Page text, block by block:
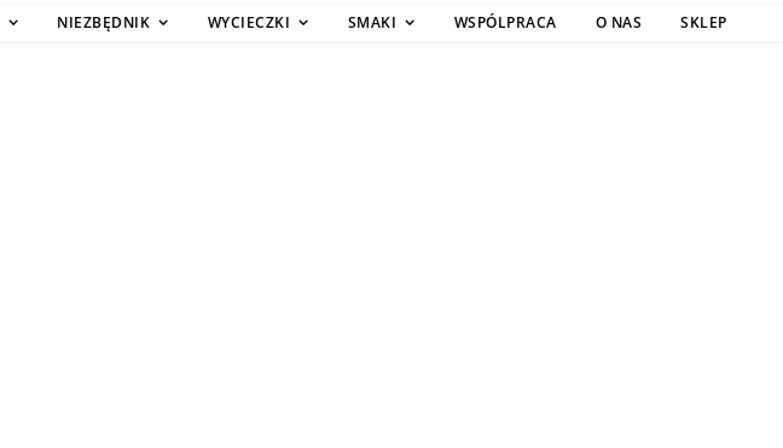
NIEZBĘDNIK WYCIECZKI SMAKI WSPÓLPRACA O NAS SKLEP